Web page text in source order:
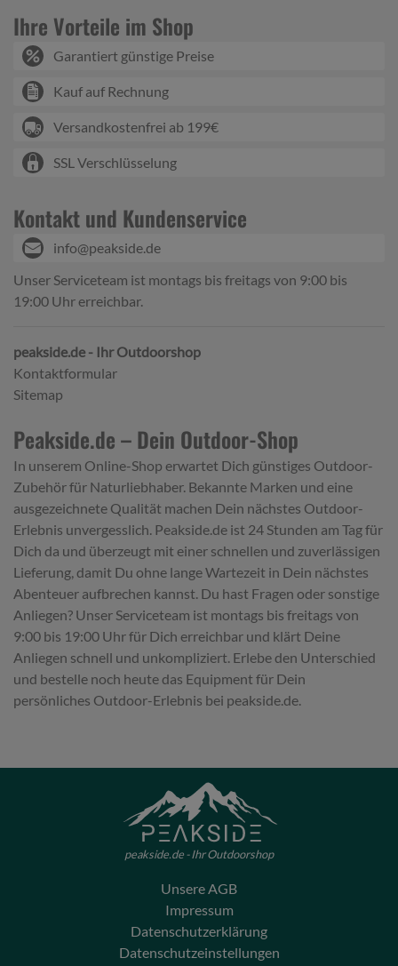
Ihre Vorteile im Shop
Garantiert günstige Preise
Kauf auf Rechnung
Versandkostenfrei ab 199€
SSL Verschlüsselung
Kontakt und Kundenservice
info@peakside.de
Unser Serviceteam ist montags bis freitags von 9:00 bis
19:00 Uhr erreichbar.
peakside.de - Ihr Outdoorshop
Kontaktformular
Sitemap
Peakside.de – Dein Outdoor-Shop
In unserem Online-Shop erwartet Dich günstiges Outdoor-
Zubehör für Naturliebhaber. Bekannte Marken und eine
ausgezeichnete Qualität machen Dein nächstes Outdoor-
Erlebnis unvergesslich. Peakside.de ist 24 Stunden am Tag für
Dich da und überzeugt mit einer schnellen und zuverlässigen
Lieferung, damit Du ohne lange Wartezeit in Dein nächstes
Abenteuer aufbrechen kannst. Du hast Fragen oder sonstige
Anliegen? Unser Serviceteam ist montags bis freitags von
9:00 bis 19:00 Uhr für Dich erreichbar und klärt Deine
Anliegen schnell und unkompliziert. Erlebe den Unterschied
und bestelle noch heute das Equipment für Dein
persönliches Outdoor-Erlebnis bei peakside.de.
peakside.de - Ihr Outdoorshop
Unsere AGB
Impressum
Datenschutzerklärung
Datenschutzeinstellungen